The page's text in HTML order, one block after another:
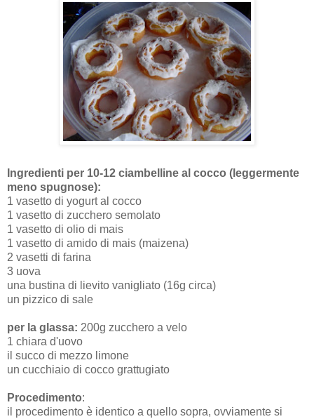
Ingredienti per 10-12 ciambelline al cocco (leggermente
meno spugnose):
1 vasetto di yogurt al cocco
1 vasetto di zucchero semolato
1 vasetto di olio di mais
1 vasetto di amido di mais (maizena)
2 vasetti di farina
3 uova
una bustina di lievito vanigliato (16g circa)
un pizzico di sale
per la glassa: 200g zucchero a velo
1 chiara d'uovo
il succo di mezzo limone
un cucchiaio di cocco grattugiato
Procedimento:
il procedimento è identico a quello sopra, ovviamente si